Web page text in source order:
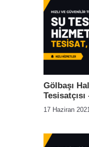
Gölbaşı
17 Haziran